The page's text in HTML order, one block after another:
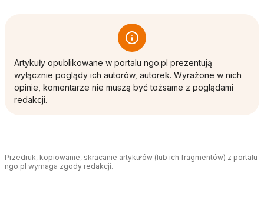
Artykuły opublikowane w portalu ngo.pl prezentują
wyłącznie poglądy ich autorów, autorek. Wyrażone w nich
opinie, komentarze nie muszą być tożsame z poglądami
redakcji.
Przedruk, kopiowanie, skracanie artykułów (lub ich fragmentów) z portalu
ngo.pl wymaga zgody redakcji.